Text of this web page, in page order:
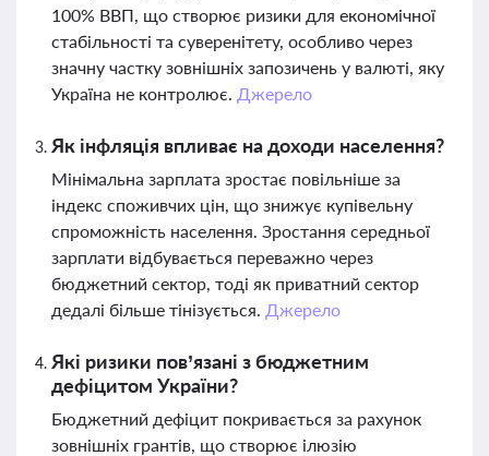
100% ВВП, що створює ризики для економічної
стабільності та суверенітету, особливо через
значну частку зовнішніх запозичень у валюті, яку
Україна не контролює. Джерело
Як інфляція впливає на доходи населення?
Мінімальна зарплата зростає повільніше за
індекс споживчих цін, що знижує купівельну
спроможність населення. Зростання середньої
зарплати відбувається переважно через
бюджетний сектор, тоді як приватний сектор
дедалі більше тінізується. Джерело
Які ризики пов’язані з бюджетним
дефіцитом України?
Бюджетний дефіцит покривається за рахунок
зовнішніх грантів, що створює ілюзію